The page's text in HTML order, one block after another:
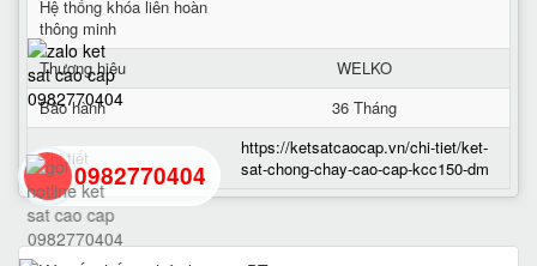
Hệ thống khóa liên hoàn
thông minh
Thương hiệu
WELKO
Bảo hành
36 Tháng
Chi tiết
https://ketsatcaocap.vn/chi-tiet/ket-
sat-chong-chay-cao-cap-kcc150-dm
0982770404
back